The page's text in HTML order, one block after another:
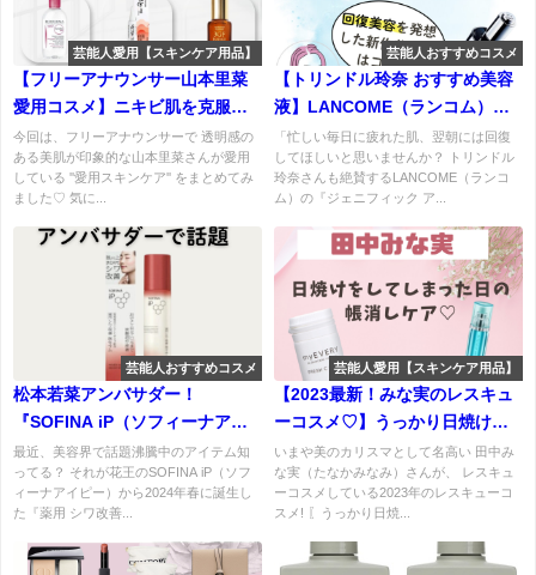
芸能人愛用【スキンケア用品】
【フリーアナウンサー山本里菜
愛用コスメ】ニキビ肌を克服で
きた方法は！？(クレンジング・
美容液)
今回は、フリーアナウンサーで 透明感の
ある美肌が印象的な山本里菜さんが愛用
している ''愛用スキンケア'' をまとめてみ
ました♡ 気に...
芸能人おすすめコスメ
【トリンドル玲奈 おすすめ美容
液】LANCOME（ランコム）ジ
ェニフィック アルティメ セラム
「回復美容」発想の美容液がす
ごいらしい！
「忙しい毎日に疲れた肌、翌朝には回復
してほしいと思いませんか？ トリンドル
玲奈さんも絶賛するLANCOME（ランコ
ム）の『ジェニフィック ア...
芸能人おすすめコスメ
松本若菜アンバサダー！
『SOFINA iP（ソフィーナアイ
ピー） 薬用 シワ改善 泡セラム』
でシワ改善とハリ肌をチャー
ジ！
最近、美容界で話題沸騰中のアイテム知
ってる？ それが花王のSOFINA iP（ソフ
ィーナアイピー）から2024年春に誕生し
た『薬用 シワ改善...
芸能人愛用【スキンケア用品】
【2023最新！みな実のレスキュ
ーコスメ♡】うっかり日焼けを
してしまった日の帳消しケア
は？愛用アイテムまとめ♪
いまや美のカリスマとして名高い 田中み
な実（たなかみなみ）さんが、 レスキュ
ーコスメしている2023年のレスキューコ
スメ! 〖うっかり日焼...